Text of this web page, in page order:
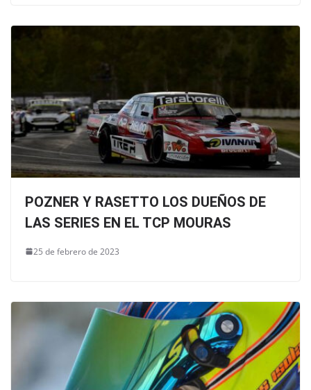
POZNER Y RASETTO LOS DUEÑOS DE
LAS SERIES EN EL TCP MOURAS
25 de febrero de 2023